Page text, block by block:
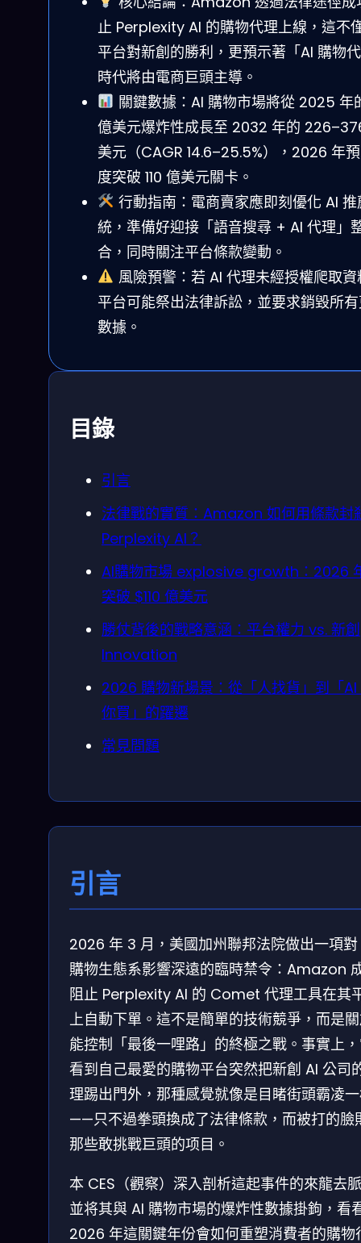
止 Perplexity AI 的購物代理上線，這不
平台對新創的勝利，更預示著「AI 購物
時代將由電商巨頭主導。
關鍵數據：AI 購物市場將從 2025 年
億美元爆炸性成長至 2032 年的
美元（CAGR 14.6–25.5%），2026 年
度突破 110 億美元關卡。
行動指南：電商賣家應即刻優化 AI 推
統，準備好迎接「語音搜尋 + AI 代理」
合，同時關注平台條款變動。
風險預警：若 AI 代理未經授權爬取資
平台可能祭出法律訴訟，並要求銷毀所
數據。
目錄
引言
法律戰的實質：Amazon 如何用條款封
Perplexity AI？
AI購物市場 explosive growth：2026
突破 $110 億美元
勝仗背後的戰略意涵：平台權力 vs. 新創
Innovation
2026 購物新場景：從「人找貨」到「AI
你買」的躍遷
常見問題
引言
2026 年 3 月，美國加州聯邦法院做出一項對
購物生態系影響深遠的臨時禁令：Amazon
阻止 Perplexity AI 的 Comet 代理工具在其
上自動下單。這不是簡單的技術競爭，而是
能控制「最後一哩路」的終極之戰。事實上
看到自己最愛的購物平台突然把新創 AI 公司
理踢出門外，那種感覺就像是目睹街頭霸凌
——只不過拳頭換成了法律條款，而被打的臉
那些敢挑戰巨頭的项目。
本 CES（觀察）深入剖析這起事件的來龍去
並将其與 AI 購物市場的爆炸性數據掛鉤，看
2026 年這關鍵年份會如何重塑消費者的購物